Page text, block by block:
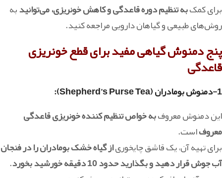
برای کمکبه تنظیم دوره قاعدگی و کاهش خونریزی، می‌توانیدبه
روش‌های طبیعی و گیاهان دارویی مراجعه کنید.
پنج دمنوش گیاهی مفید برای قطع خونریزی
قاعدگی
1-دمنوش بومادران (Shepherd’s Purse Tea)
:
این دمنوش معروفبه خواص تنظیم کننده خونریزی قاعدگی
معروفاست.
برای تهیه آن، یک قاشق چایخوریاز گیاه خشک بومادران را در فنجان
آب جوش قرار دهید و بگذارید حدود 10 دقیقه خورشید بخورد
.